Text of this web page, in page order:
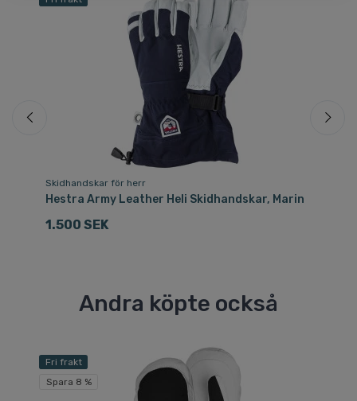
Skidhandskar för herr
Hestra Army Leather Heli Skidhandskar, Marin
1.500 SEK
Andra köpte också
Fri frakt
Spara 8 %